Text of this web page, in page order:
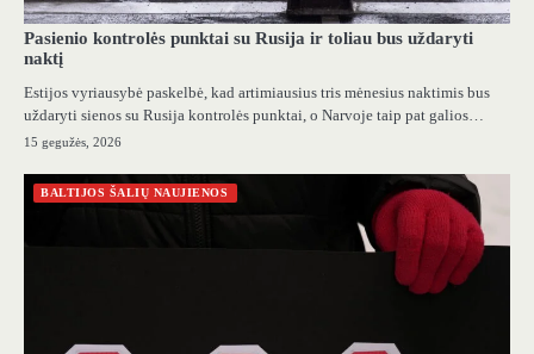
Pasienio kontrolės punktai su Rusija ir toliau bus uždaryti
naktį
Estijos vyriausybė paskelbė, kad artimiausius tris mėnesius naktimis bus
uždaryti sienos su Rusija kontrolės punktai, o Narvoje taip pat galios…
15 gegužės, 2026
BALTIJOS ŠALIŲ NAUJIENOS